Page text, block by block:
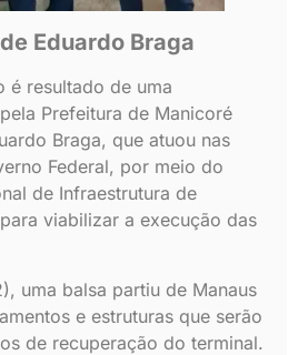
Eduardo Braga
é resultado de uma
Prefeitura de Manicoré
Braga, que atuou nas
Federal, por meio do
de Infraestrutura de
viabilizar a execução das
uma balsa partiu de Manaus
e estruturas que serão
de recuperação do terminal.